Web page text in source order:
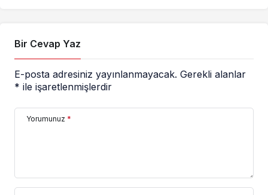
diziler!
Bir Cevap Yaz
E-posta adresiniz yayınlanmayacak. Gerekli alanlar
* ile işaretlenmişlerdir
Yorumunuz *